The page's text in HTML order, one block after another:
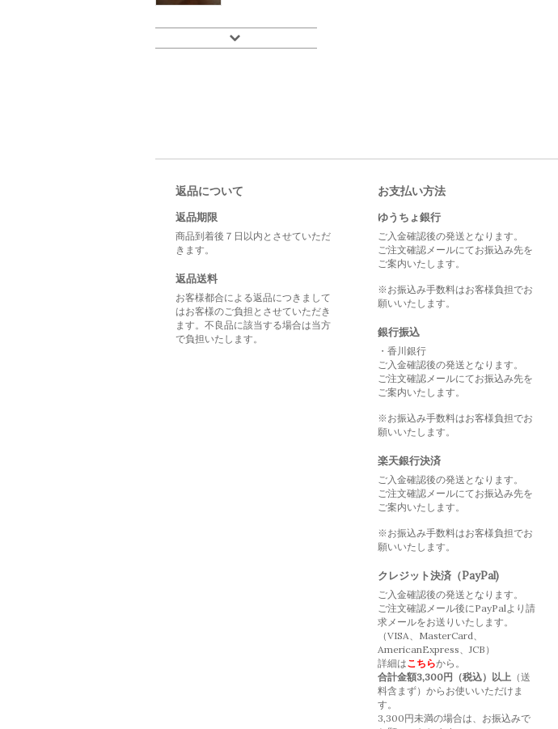
返品について
返品期限
商品到着後７日以内とさせていただ
きます。
返品送料
お客様都合による返品につきまして
はお客様のご負担とさせていただき
ます。不良品に該当する場合は当方
で負担いたします。
お支払い方法
ゆうちょ銀行
ご入金確認後の発送となります。
ご注文確認メールにてお振込み先を
ご案内いたします。
※お振込み手数料はお客様負担でお
願いいたします。
銀行振込
・香川銀行
ご入金確認後の発送となります。
ご注文確認メールにてお振込み先を
ご案内いたします。
※お振込み手数料はお客様負担でお
願いいたします。
楽天銀行決済
ご入金確認後の発送となります。
ご注文確認メールにてお振込み先を
ご案内いたします。
※お振込み手数料はお客様負担でお
願いいたします。
クレジット決済（PayPal)
ご入金確認後の発送となります。
ご注文確認メール後にPayPalより請
求メールをお送りいたします。
（VISA、MasterCard、
AmericanExpress、JCB）
詳細はこちらから。
合計金額3,300円（税込）以上 （送
料含まず）からお使いいただけま
す。
3,300円未満の場合は、お振込みで